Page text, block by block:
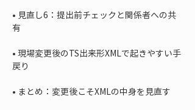
• 見直し6：提出前チェックと関係者への共
• 現場変更後のTS出来形XMLで起きやすい手
• まとめ：変更後こそXMLの中身を見直す